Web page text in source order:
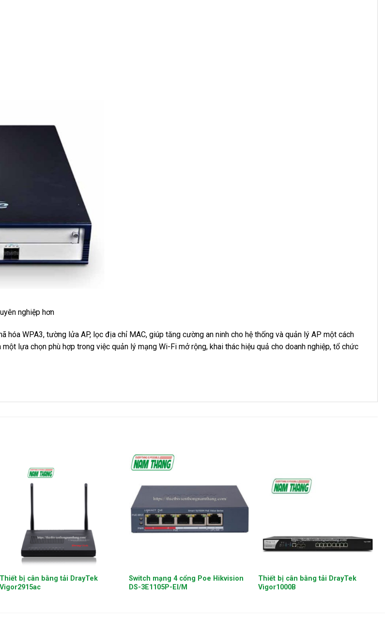
nghiệp hơn
hóa WPA3, tường lửa AP, lọc địa chỉ MAC, giúp tăng cường an ninh cho hệ thống và quản lý AP một cách
lựa chọn phù hợp trong việc quản lý mạng Wi-Fi mở rộng, khai thác hiệu quả cho doanh nghiệp, tổ chức
Thiết bị cân bằng tải DrayTek
Vigor2915ac
Switch mạng 4 cổng Poe Hikvision
DS-3E1105P-EI/M
Thiết bị cân bằng tải DrayTek
Vigor1000B